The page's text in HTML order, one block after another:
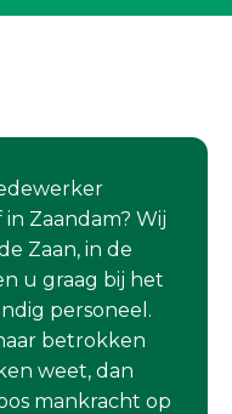
Zaandam? Wij
Zaan, in de
u graag bij het
personeel.
betrokken
weet, dan
mankracht op